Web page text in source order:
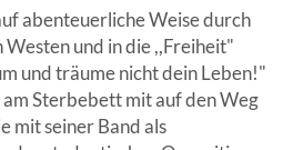
abenteuerliche Weise durch
und in die ,,Freiheit"
und träume nicht dein Leben!"
Sterbebett mit auf den Weg
mit seiner Band als